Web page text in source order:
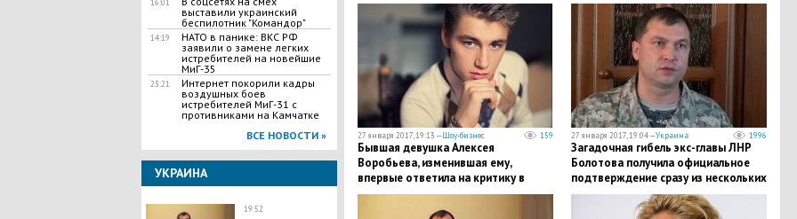
16:01
выставили украинский
беспилотник "Командор"
14:19
НАТО в панике: ВКС РФ
заявили о замене легких
истребителей на новейшие
МиГ-35
23:21
Интернет покорили кадры
воздушных боев
истребителей МиГ-31 с
противниками на Камчатке
ВСЕ НОВОСТИ »
УКРАИНА
19:52
27 января 2017, 19:13 —Шоу-бизнес 159
Бывшая девушка Алексея
Воробьева, изменившая ему,
впервые ответила на критику в
Сети: "Мне нечего стыдиться"
27 января 2017, 19:04 —Украина 1996
Загадочная гибель экс-главы ЛНР
Болотова получила официальное
подтверждение сразу из нескольких
источников